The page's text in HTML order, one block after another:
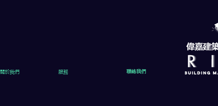
關於我們 服務 聯絡我們